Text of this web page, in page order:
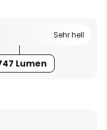
Sehr hell
Lumen